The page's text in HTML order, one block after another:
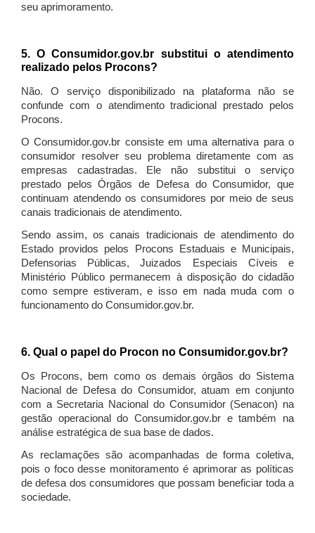
seu aprimoramento.
5. O Consumidor.gov.br substitui o atendimento
realizado pelos Procons?
Não. O serviço disponibilizado na plataforma não se
confunde com o atendimento tradicional prestado pelos
Procons.
O Consumidor.gov.br consiste em uma alternativa para o
consumidor resolver seu problema diretamente com as
empresas cadastradas. Ele não substitui o serviço
prestado pelos Órgãos de Defesa do Consumidor, que
continuam atendendo os consumidores por meio de seus
canais tradicionais de atendimento.
Sendo assim, os canais tradicionais de atendimento do
Estado providos pelos Procons Estaduais e Municipais,
Defensorias Públicas, Juizados Especiais Cíveis e
Ministério Público permanecem à disposição do cidadão
como sempre estiveram, e isso em nada muda com o
funcionamento do Consumidor.gov.br.
6. Qual o papel do Procon no Consumidor.gov.br?
Os Procons, bem como os demais órgãos do Sistema
Nacional de Defesa do Consumidor, atuam em conjunto
com a Secretaria Nacional do Consumidor (Senacon) na
gestão operacional do Consumidor.gov.br e também na
análise estratégica de sua base de dados.
As reclamações são acompanhadas de forma coletiva,
pois o foco desse monitoramento é aprimorar as políticas
de defesa dos consumidores que possam beneficiar toda a
sociedade.